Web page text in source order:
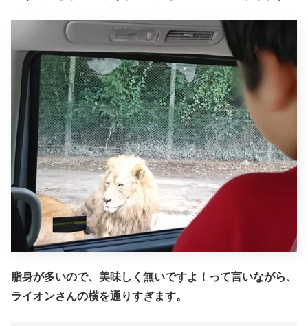
脂身が多いので、美味しく無いですよ！って言いながら、
ライオンさんの横を通りすぎます。